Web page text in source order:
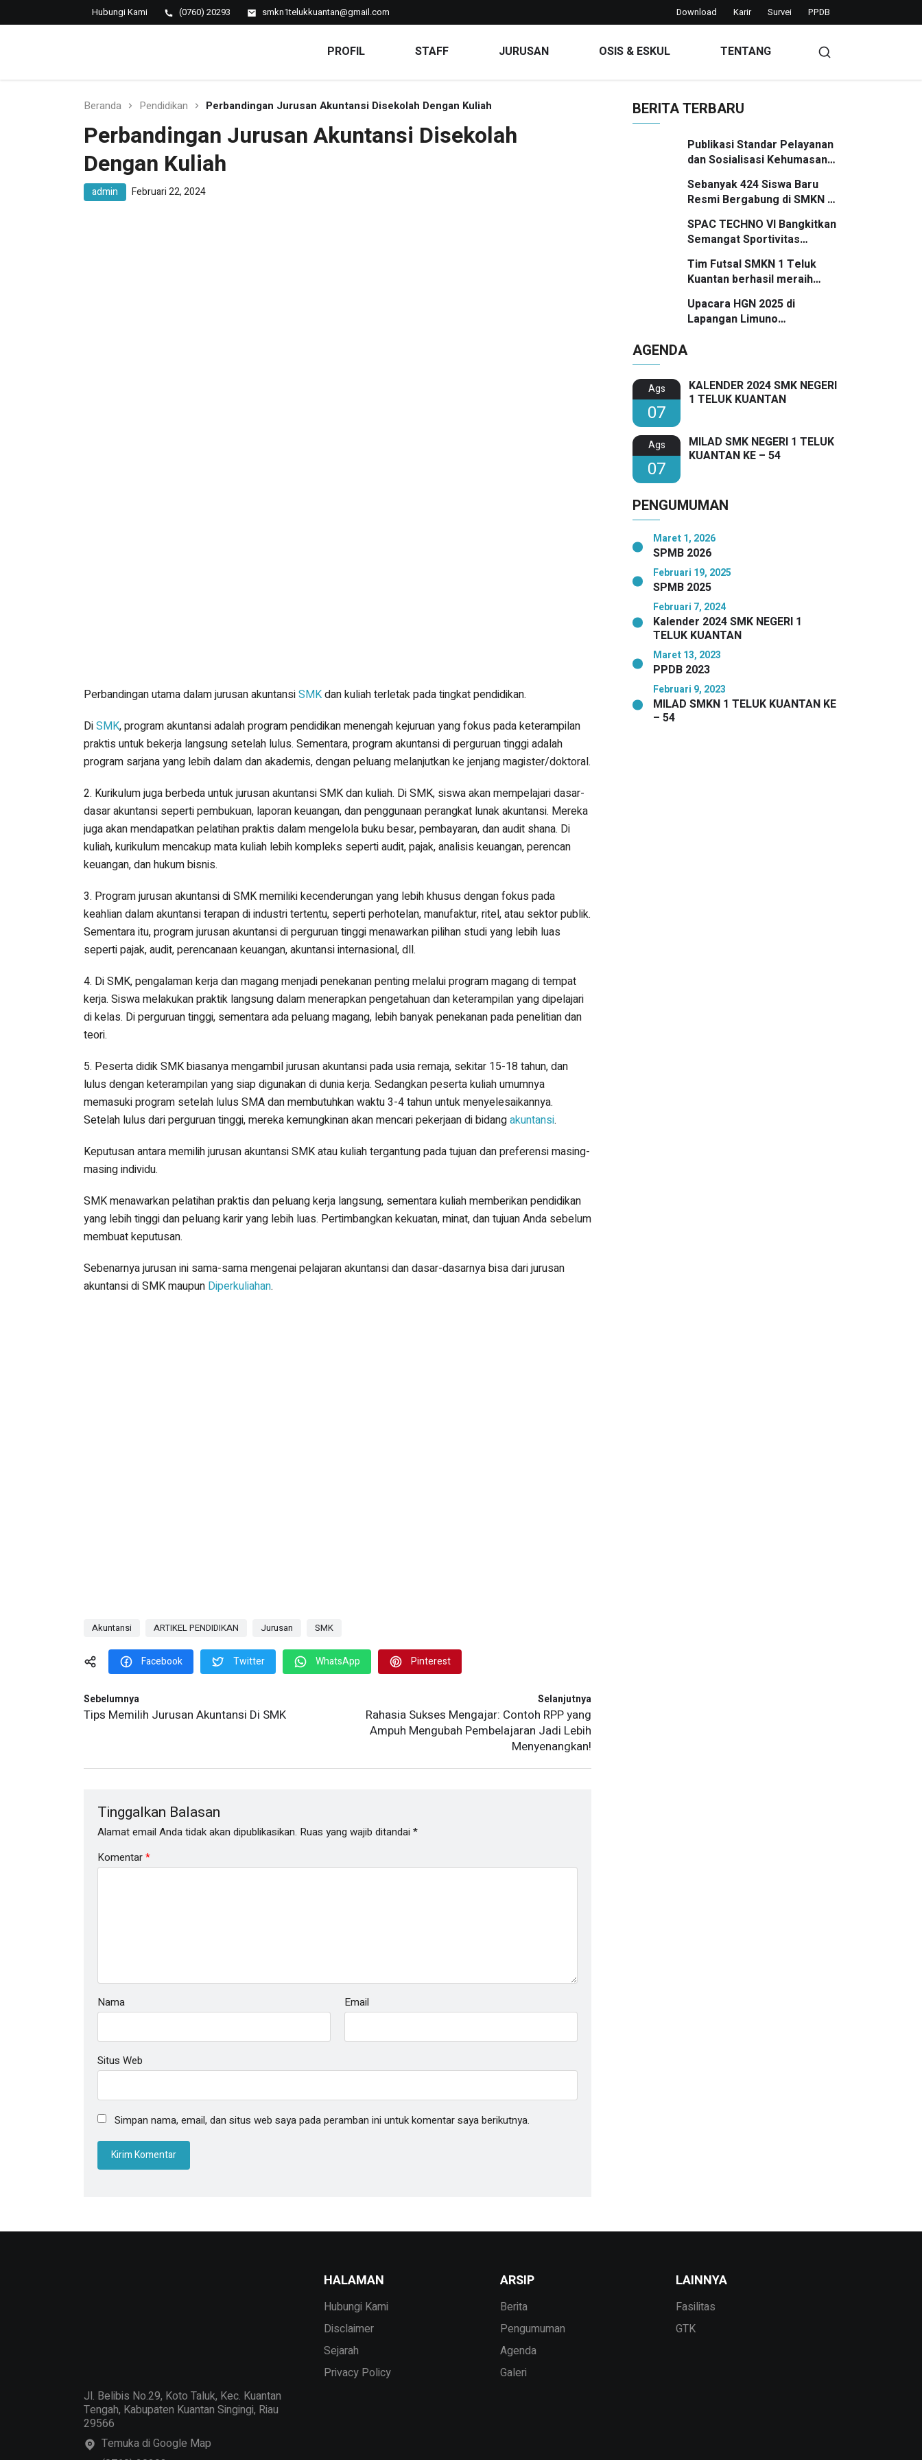
Hubungi Kami (0760) 20293 smkn1telukkuantan@gmail.com Download Karir Survei PPDB
PROFIL STAFF JURUSAN OSIS & ESKUL TENTANG
Beranda Pendidikan Perbandingan Jurusan Akuntansi Disekolah Dengan Kuliah
Perbandingan Jurusan Akuntansi Disekolah
Dengan Kuliah
admin Februari 22, 2024
Perbandingan utama dalam jurusan akuntansiSMKdan kuliah terletak pada tingkat pendidikan.
DiSMK, program akuntansi adalah program pendidikan menengah kejuruan yang fokus pada keterampilan
praktis untuk bekerja langsung setelah lulus. Sementara, program akuntansi di perguruan tinggi adalah
program sarjana yang lebih dalam dan akademis, dengan peluang melanjutkan ke jenjang magister/doktoral.
2. Kurikulum juga berbeda untuk jurusan akuntansi SMK dan kuliah. Di SMK, siswa akan mempelajari dasar-
dasar akuntansi seperti pembukuan, laporan keuangan, dan penggunaan perangkat lunak akuntansi. Mereka
juga akan mendapatkan pelatihan praktis dalam mengelola buku besar, pembayaran, dan audit shana. Di
kuliah, kurikulum mencakup mata kuliah lebih kompleks seperti audit, pajak, analisis keuangan, perencan
keuangan, dan hukum bisnis.
3. Program jurusan akuntansi di SMK memiliki kecenderungan yang lebih khusus dengan fokus pada
keahlian dalam akuntansi terapan di industri tertentu, seperti perhotelan, manufaktur, ritel, atau sektor publik.
Sementara itu, program jurusan akuntansi di perguruan tinggi menawarkan pilihan studi yang lebih luas
seperti pajak, audit, perencanaan keuangan, akuntansi internasional, dll.
4. Di SMK, pengalaman kerja dan magang menjadi penekanan penting melalui program magang di tempat
kerja. Siswa melakukan praktik langsung dalam menerapkan pengetahuan dan keterampilan yang dipelajari
di kelas. Di perguruan tinggi, sementara ada peluang magang, lebih banyak penekanan pada penelitian dan
teori.
5. Peserta didik SMK biasanya mengambil jurusan akuntansi pada usia remaja, sekitar 15-18 tahun, dan
lulus dengan keterampilan yang siap digunakan di dunia kerja. Sedangkan peserta kuliah umumnya
memasuki program setelah lulus SMA dan membutuhkan waktu 3-4 tahun untuk menyelesaikannya.
Setelah lulus dari perguruan tinggi, mereka kemungkinan akan mencari pekerjaan di bidangakuntansi.
Keputusan antara memilih jurusan akuntansi SMK atau kuliah tergantung pada tujuan dan preferensi masing-
masing individu.
SMK menawarkan pelatihan praktis dan peluang kerja langsung, sementara kuliah memberikan pendidikan
yang lebih tinggi dan peluang karir yang lebih luas. Pertimbangkan kekuatan, minat, dan tujuan Anda sebelum
membuat keputusan.
Sebenarnya jurusan ini sama-sama mengenai pelajaran akuntansi dan dasar-dasarnya bisa dari jurusan
akuntansi di SMK maupun Diperkuliahan.
Akuntansi ARTIKEL PENDIDIKAN Jurusan SMK
Facebook Twitter WhatsApp Pinterest
Sebelumnya
Tips Memilih Jurusan Akuntansi Di SMK
Selanjutnya
Rahasia Sukses Mengajar: Contoh RPP yang
Ampuh Mengubah Pembelajaran Jadi Lebih
Menyenangkan!
Tinggalkan Balasan
Alamat email Anda tidak akan dipublikasikan. Ruas yang wajib ditandai *
Komentar*
Nama Email
Situs Web
Simpan nama, email, dan situs web saya pada peramban ini untuk komentar saya berikutnya.
BERITA TERBARU
Publikasi Standar Pelayanan
dan Sosialisasi Kehumasan
Sebanyak 424 Siswa Baru
Resmi Bergabung di SMKN 1
2026/2027
SPAC TECHNO VI Bangkitkan
Semangat Sportivitas
Kuansing
Tim Futsal SMKN 1 Teluk
Kuantan berhasil meraih
Upacara HGN 2025 di
Lapangan Limuno
AGENDA
Ags
07
KALENDER 2024 SMK NEGERI
1 TELUK KUANTAN
Ags
07
MILAD SMK NEGERI 1 TELUK
KUANTAN KE – 54
PENGUMUMAN
Maret 1, 2026
SPMB 2026
Februari 19, 2025
SPMB 2025
Februari 7, 2024
Kalender 2024 SMK NEGERI 1
TELUK KUANTAN
Maret 13, 2023
PPDB 2023
Februari 9, 2023
MILAD SMKN 1 TELUK KUANTAN KE
– 54
Jl. Belibis No.29, Koto Taluk, Kec. Kuantan
Tengah, Kabupaten Kuantan Singingi, Riau
29566
Temuka di Google Map
HALAMAN
Hubungi Kami
Disclaimer
Sejarah
Privacy Policy
ARSIP
Berita
Pengumuman
Agenda
Galeri
LAINNYA
Fasilitas
GTK